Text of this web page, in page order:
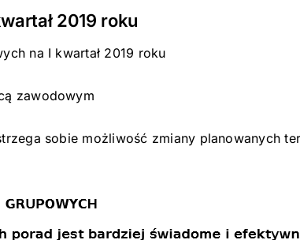
2019 roku
na I kwartał 2019 roku
zawodowym
sobie możliwość zmiany planowanych